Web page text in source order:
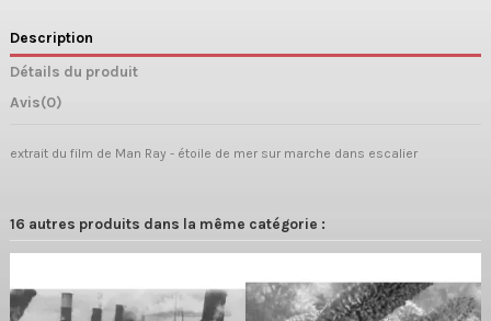
Description
Détails du produit
Avis(0)
extrait du film de Man Ray - étoile de mer sur marche dans escalier
16 autres produits dans la même catégorie :